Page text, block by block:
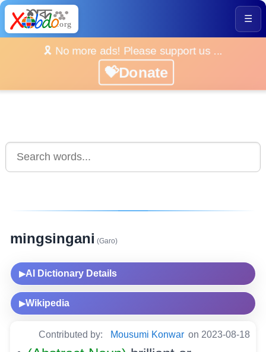
☰
🎗️ No more ads! Please support us ...
💝Donate
mingsingani (Garo)
▶AI Dictionary Details
▶Wikipedia
Contributed by: Mousumi Konwar on 2023-08-18